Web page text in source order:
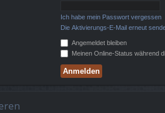
Ich habe mein Passwort vergessen
Die Aktivierungs-E-Mail erneut
Angemeldet bleiben
Meinen Online-Status während